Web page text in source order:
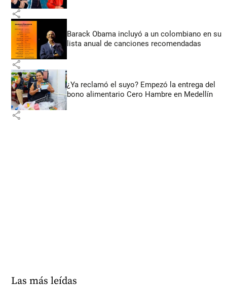
share
Barack Obama incluyó a un colombiano en su
lista anual de canciones recomendadas
share
¿Ya reclamó el suyo? Empezó la entrega del
bono alimentario Cero Hambre en Medellín
share
Las más leídas